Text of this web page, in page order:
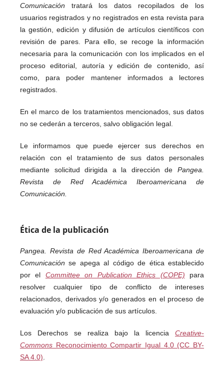
Comunicación tratará los datos recopilados de los
usuarios registrados y no registrados en esta revista para
la gestión, edición y difusión de artículos científicos con
revisión de pares. Para ello, se recoge la información
necesaria para la comunicación con los implicados en el
proceso editorial, autoría y edición de contenido, así
como, para poder mantener informados a lectores
registrados.
En el marco de los tratamientos mencionados, sus datos
no se cederán a terceros, salvo obligación legal.
Le informamos que puede ejercer sus derechos en
relación con el tratamiento de sus datos personales
mediante solicitud dirigida a la dirección dePangea.
Revista de Red Académica Iberoamericana de
Comunicación
Ética de la publicación
Pangea. Revista de Red Académica Iberoamericana de
Comunicación se apega al código de ética establecido
por el Committee on Publication Ethics (COPE) para
resolver cualquier tipo de conflicto de intereses
relacionados, derivados y/o generados en el proceso de
evaluación y/o publicación de sus artículos.
Los Derechos se realiza bajo la licenciaCreative-
CommonsReconocimiento Compartir Igual 4.0 (CC BY-
SA 4.0)